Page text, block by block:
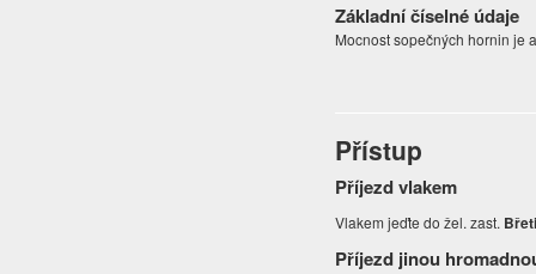
Základní číselné údaje
Mocnost sopečných hornin je
Přístup
Příjezd vlakem
Vlakem jeďte do žel. zast.
Příjezd jinou